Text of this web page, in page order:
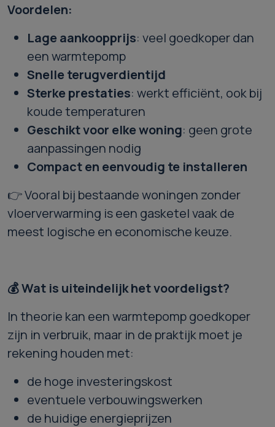
Voordelen:
Lage aankoopprijs: veel goedkoper dan
een warmtepomp
Snelle terugverdientijd
Sterke prestaties: werkt efficiënt, ook bij
koude temperaturen
Geschikt voor elke woning: geen grote
aanpassingen nodig
Compact en eenvoudig te installeren
👉 Vooral bij bestaande woningen zonder
vloerverwarming is een gasketel vaak de
meest logische en economische keuze.
💰Wat is uiteindelijk het voordeligst?
In theorie kan een warmtepomp goedkoper
zijn in verbruik, maar in de praktijk moet je
rekening houden met:
de hoge investeringskost
eventuele verbouwingswerken
de huidige energieprijzen